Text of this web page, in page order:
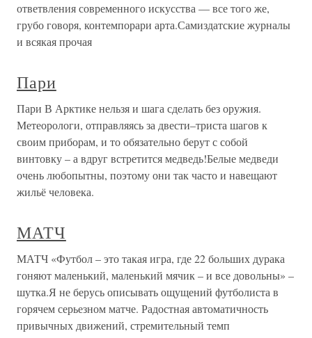
ответвления современного искусства — все того же,
грубо говоря, контемпорари арта.Самиздатские журналы
и всякая прочая
Пари
Пари В Арктике нельзя и шага сделать без оружия.
Метеорологи, отправляясь за двести–триста шагов к
своим приборам, и то обязательно берут с собой
винтовку – а вдруг встретится медведь!Белые медведи
очень любопытны, поэтому они так часто и навещают
жильё человека.
МАТЧ
МАТЧ «Футбол – это такая игра, где 22 больших дурака
гоняют маленький, маленький мячик – и все довольны» –
шутка.Я не берусь описывать ощущений футболиста в
горячем серьезном матче. Радостная автоматичность
привычных движений, стремительный темп